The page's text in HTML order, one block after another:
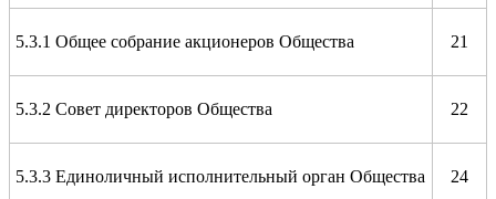
5.3.1 Общее собрание акционеров Общества 21
5.3.2 Совет директоров Общества 22
5.3.3 Единоличный исполнительный орган Общества 24